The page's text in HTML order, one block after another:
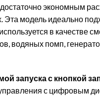
экономным
модель идеально
в качестве
водяных помп,
запуска с кнопкой
с цифровым